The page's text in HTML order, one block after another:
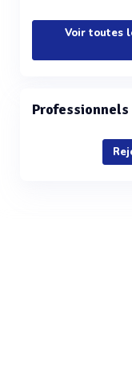
Voir toutes
Professionnels